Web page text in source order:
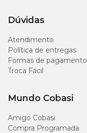
Dúvidas
Atendimento
Política de entregas
Formas de pagamento
Troca Fácil
Mundo Cobasi
Amigo Cobasi
Compra Programada